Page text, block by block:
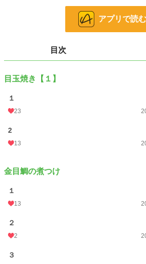
※他サイトにも投稿。
※一部写真は写真ACさまよりお借りしています。
小説 30,185 位 / 228,637 件
恋愛
お気に入り
24h.ポイント
文字数
更新日時
初回完結日時
週間ポイント
月間ポイント
年間ポイント
アプリで読む
目次
目玉焼き【１】
１
23
2
13
金目鯛の煮つけ
１
13
２
2
３